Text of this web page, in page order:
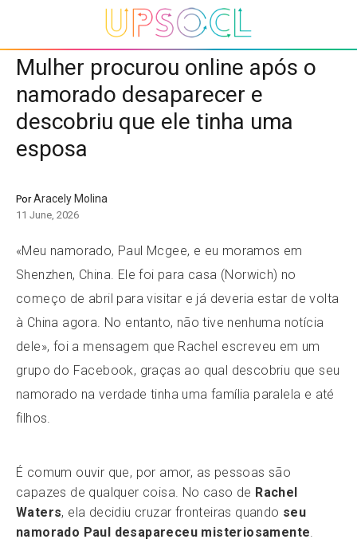
Mulher procurou online após o
namorado desaparecer e
descobriu que ele tinha uma
esposa
PorAracely Molina
11 June, 2026
«Meu namorado, Paul Mcgee, e eu moramos em
Shenzhen, China. Ele foi para casa (Norwich) no
começo de abril para visitar e já deveria estar de volta
à China agora. No entanto, não tive nenhuma notícia
dele», foi a mensagem que Rachel escreveu em um
grupo do Facebook, graças ao qual descobriu que seu
namorado na verdade tinha uma família paralela e até
filhos.
É comum ouvir que, por amor, as pessoas são
capazes de qualquer coisa. No caso de Rachel
Waters, ela decidiu cruzar fronteiras quando seu
namorado Paul desapareceu misteriosamente